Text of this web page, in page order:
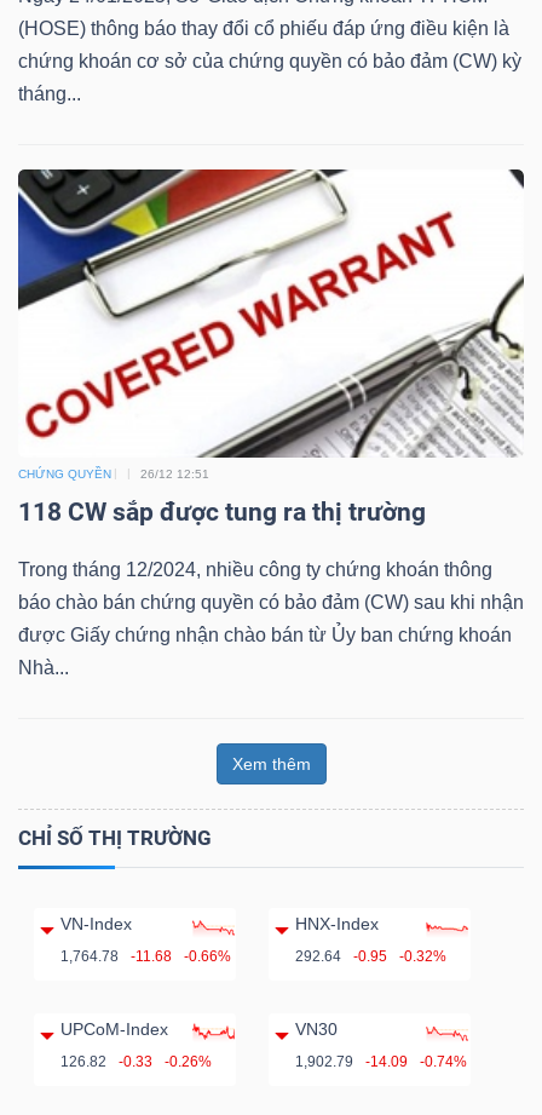
(HOSE) thông báo thay đổi cổ phiếu đáp ứng điều kiện là
chứng khoán cơ sở của chứng quyền có bảo đảm (CW) kỳ
tháng...
CHỨNG QUYỀN 26/12 12:51
118 CW sắp được tung ra thị trường
Trong tháng 12/2024, nhiều công ty chứng khoán thông
báo chào bán chứng quyền có bảo đảm (CW) sau khi nhận
được Giấy chứng nhận chào bán từ Ủy ban chứng khoán
Nhà...
Xem thêm
CHỈ SỐ THỊ TRƯỜNG
VN-Index
1,764.78 -11.68 -0.66%
HNX-Index
292.64 -0.95 -0.32%
UPCoM-Index
126.82 -0.33 -0.26%
VN30
1,902.79 -14.09 -0.74%
ngữ
(-)
vụ
(-)
Đào
chính
tài
chính